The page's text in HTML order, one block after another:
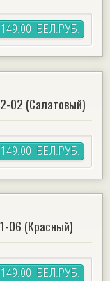
149.00 БЕЛ.РУБ.
02 (Салатовый)
149.00 БЕЛ.РУБ.
06 (Красный)
149.00 БЕЛ.РУБ.